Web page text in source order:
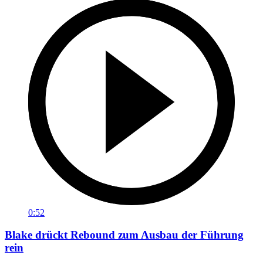
0:52
Blake drückt Rebound zum Ausbau der Führung
rein